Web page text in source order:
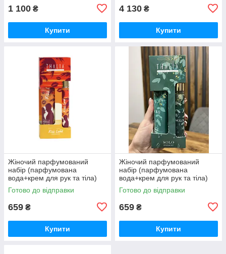
1 100 ₴
Купити
4 130 ₴
Купити
Жіночий парфумований
набір (парфумована
вода+крем для рук та тіла)
THALIA Kiss Land, 35/50 мл
(CAROLINA HERRERA -
Готово до відправки
659 ₴
Купити
Жіночий парфумований
набір (парфумована
вода+крем для рук та тіла)
THALIA Solo, 35/50 мл
(GIORGIO ARMANI - MY WAY)
Готово до відправки
659 ₴
Купити